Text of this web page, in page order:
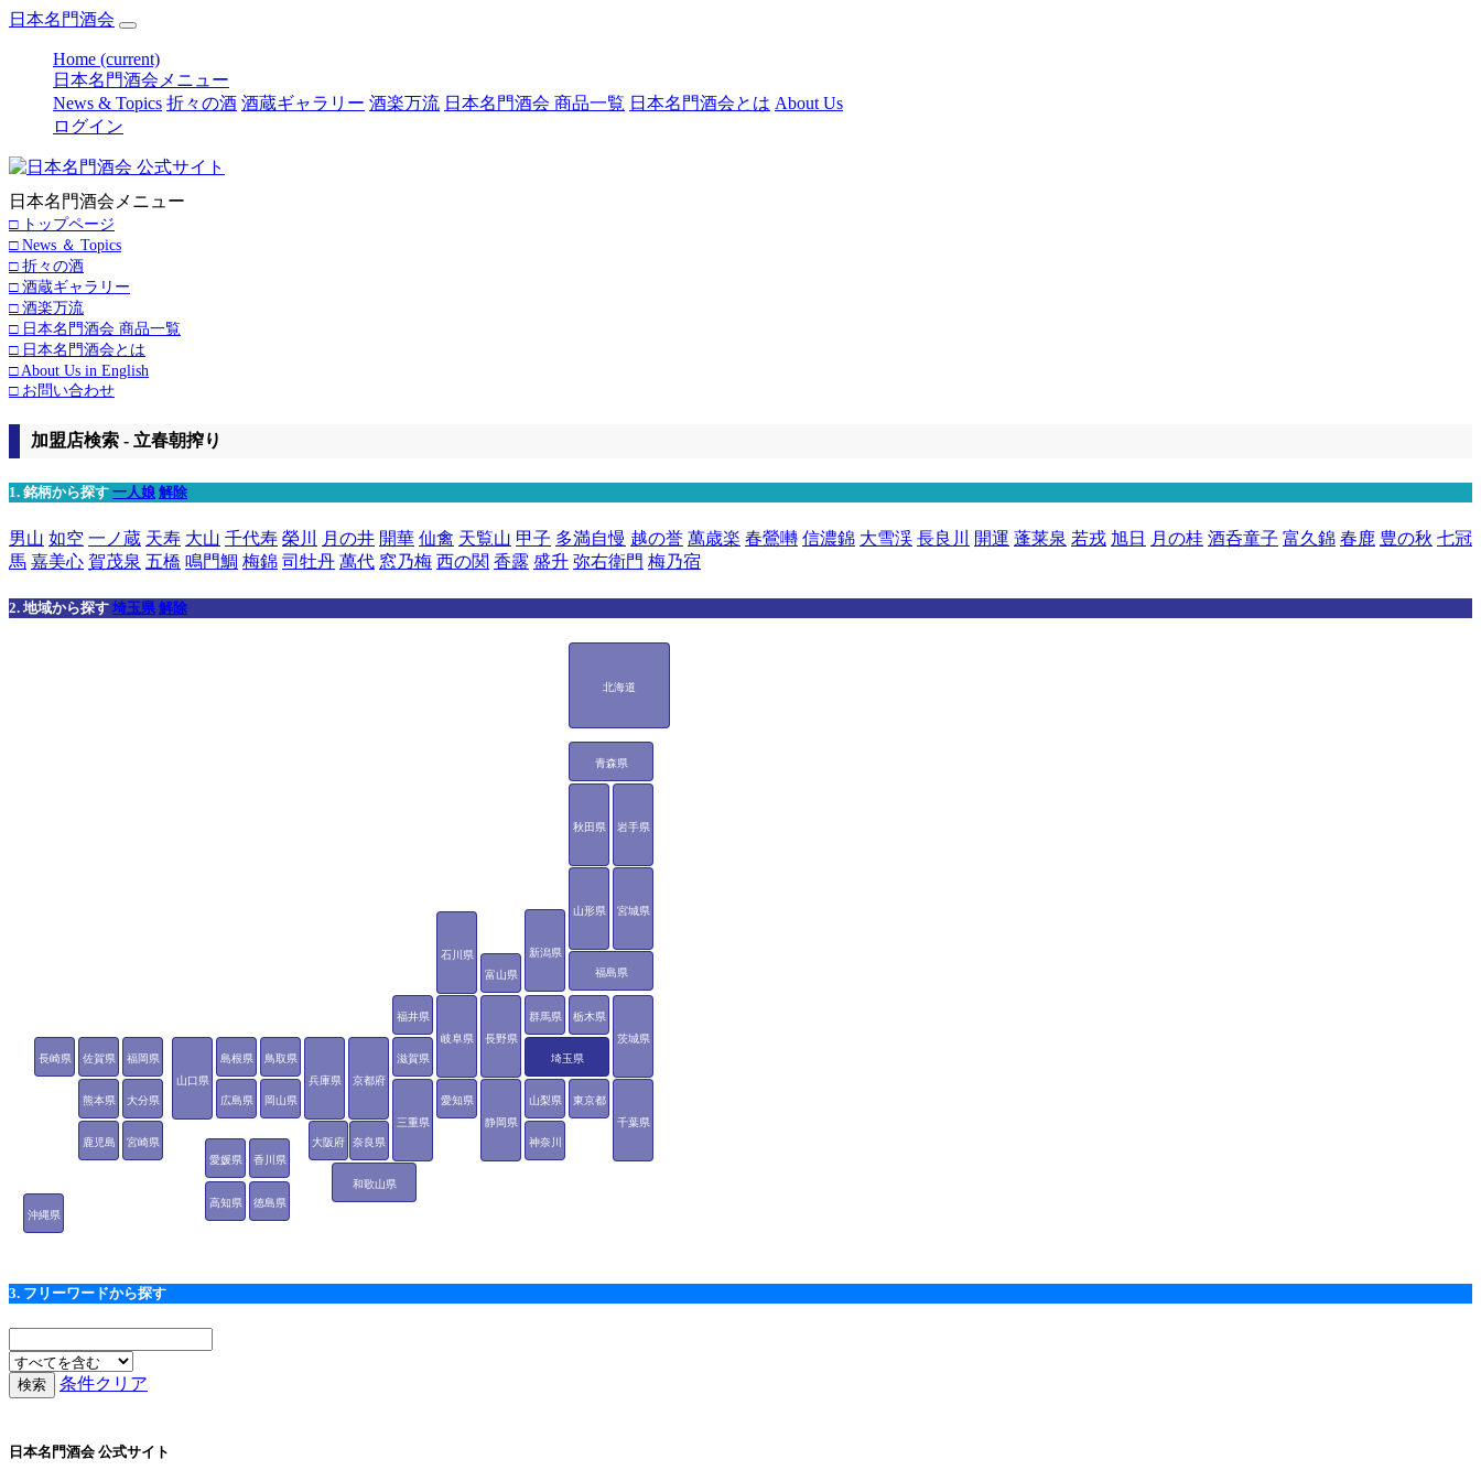
日本名門酒会
Home (current)
日本名門酒会メニュー
News & Topics 折々の酒 酒蔵ギャラリー 酒楽万流 日本名門酒会 商品一覧 日本名門酒会とは About Us
ログイン
日本名門酒会メニュー
□ トップページ
□ News ＆ Topics
□ 折々の酒
□ 酒蔵ギャラリー
□ 酒楽万流
□ 日本名門酒会 商品一覧
□ 日本名門酒会とは
□ About Us in English
□ お問い合わせ
加盟店検索 - 立春朝搾り
1. 銘柄から探す 一人娘 解除
男山 如空 一ノ蔵 天寿 大山 千代寿 榮川 月の井 開華 仙禽 天覧山 甲子 多満自慢 越の誉 萬歳楽 春鶯囀 信濃錦 大雪渓 長良川 開運 蓬莱泉 若戎 旭日 月の桂 酒呑童子 富久錦 春鹿 豊の秋 七冠
馬 嘉美心 賀茂泉 五橋 鳴門鯛 梅錦 司牡丹 萬代 窓乃梅 西の関 香露 盛升 弥右衛門 梅乃宿
2. 地域から探す 埼玉県 解除
北海道
青森県
岩手県
宮城県
秋田県
山形県
福島県
茨城県
栃木県
群馬県
埼玉県
千葉県
東京都
神奈川
新潟県
富山県
石川県
福井県
山梨県
長野県
岐阜県
静岡県
愛知県
三重県
滋賀県
京都府
大阪府
兵庫県
奈良県
和歌山県
鳥取県
島根県
岡山県
広島県
山口県
徳島県
香川県
愛媛県
高知県
福岡県
佐賀県
長崎県
熊本県 大分県
宮崎県
鹿児島
沖縄県
3. フリーワードから探す
条件クリア
日本名門酒会 公式サイト